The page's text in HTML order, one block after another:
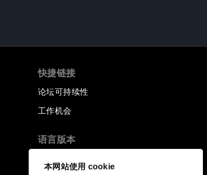
本网站使用 cookie
快捷链接
论坛可持续性
工作机会
语言版本